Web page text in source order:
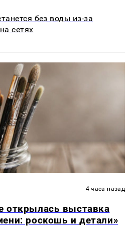
без воды из-за
сетях
4 часа назад
открылась выставка
роскошь и детали»